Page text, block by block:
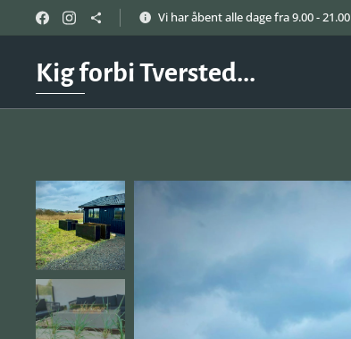
Vi har åbent alle dage fra 9.00 - 21.00
Kig forbi Tversted...